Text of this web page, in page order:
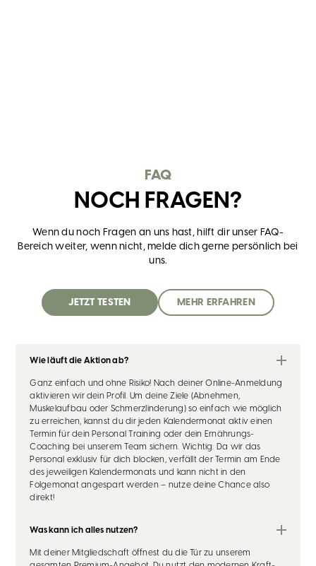
FAQ
NOCH FRAGEN?
Wenn du noch Fragen an uns hast, hilft dir unser FAQ-
Bereich weiter, wenn nicht, melde dich gerne persönlich bei
uns.
JETZT TESTEN MEHR ERFAHREN
Wie läuft die Aktion ab?
Ganz einfach und ohne Risiko! Nach deiner Online-Anmeldung
aktivieren wir dein Profil. Um deine Ziele (Abnehmen,
Muskelaufbau oder Schmerzlinderung) so einfach wie möglich
zu erreichen, kannst du dir jeden Kalendermonat aktiv einen
Termin für dein Personal Training oder dein Ernährungs-
Coaching bei unserem Team sichern. Wichtig: Da wir das
Personal exklusiv für dich blocken, verfällt der Termin am Ende
des jeweiligen Kalendermonats und kann nicht in den
Folgemonat angespart werden – nutze deine Chance also
direkt!
Was kann ich alles nutzen?
Mit deiner Mitgliedschaft öffnest du die Tür zu unserem